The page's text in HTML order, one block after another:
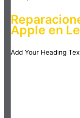
Apple en
Add Your Heading